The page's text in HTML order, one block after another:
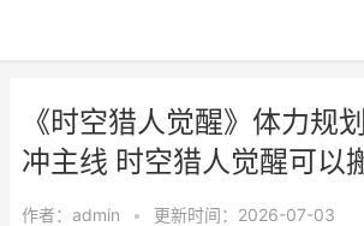
《时空猎人觉醒》体力规
冲主线 时空猎人觉醒可以
作者： admin • 更新时间：2026-07-03